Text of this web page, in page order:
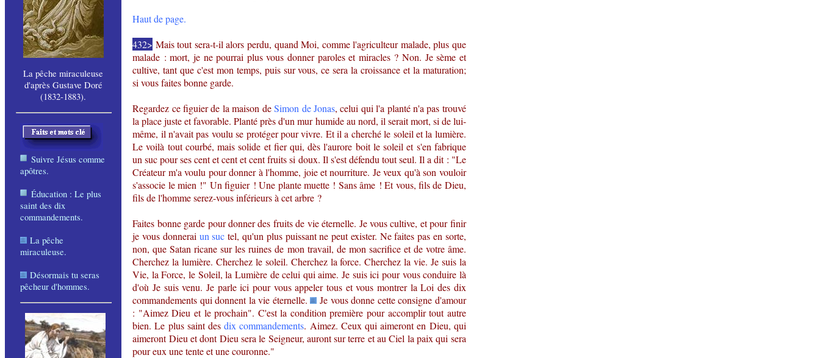
La pêche miraculeuse
d'après Gustave Doré
(1832-1883).
Suivre Jésus comme
apôtres.
Éducation : Le plus
saint des dix
commandements.
La pêche
miraculeuse.
Désormais tu seras
pêcheur d'hommes.
Haut de page.
432> Mais tout sera-t-il alors perdu, quand Moi, comme l'agriculteur malade, plus que
malade : mort, je ne pourrai plus vous donner paroles et miracles ? Non. Je sème et
cultive, tant que c'est mon temps, puis sur vous, ce sera la croissance et la maturation;
si vous faites bonne garde.
Regardez ce figuier de la maison deSimon de Jonas, celui qui l'a planté n'a pas trouvé
la place juste et favorable. Planté près d'un mur humide au nord, il serait mort, si de lui-
même, il n'avait pas voulu se protéger pour vivre. Et il a cherché le soleil et la lumière.
Le voilà tout courbé, mais solide et fier qui, dès l'aurore boit le soleil et s'en fabrique
un suc pour ses cent et cent et cent fruits si doux. Il s'est défendu tout seul. Il a dit : "Le
Créateur m'a voulu pour donner à l'homme, joie et nourriture. Je veux qu'à son vouloir
s'associe le mien !" Un figuier ! Une plante muette ! Sans âme ! Et vous, fils de Dieu,
fils de l'homme serez-vous inférieurs à cet arbre ?
Faites bonne garde pour donner des fruits de vie éternelle. Je vous cultive, et pour finir
je vous donnerai un suc tel, qu'un plus puissant ne peut exister. Ne faites pas en sorte,
non, que Satan ricane sur les ruines de mon travail, de mon sacrifice et de votre âme.
Cherchez la lumière. Cherchez le soleil. Cherchez la force. Cherchez la vie. Je suis la
Vie, la Force, le Soleil, la Lumière de celui qui aime. Je suis ici pour vous conduire là
d'où Je suis venu. Je parle ici pour vous appeler tous et vous montrer la Loi des dix
commandements qui donnent la vie éternelle.
Je vous donne cette consigne d'amour
: "Aimez Dieu et le prochain". C'est la condition première pour accomplir tout autre
bien. Le plus saint desdix commandements. Aimez. Ceux qui aimeront en Dieu, qui
aimeront Dieu et dont Dieu sera le Seigneur, auront sur terre et au Ciel la paix qui sera
pour eux une tente et une couronne."